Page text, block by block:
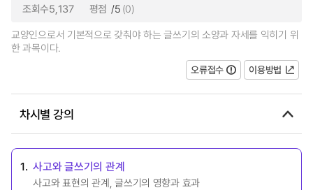
조회수5,137 평점 /5 (0)
교양인으로서 기본적으로 갖춰야 하는 글쓰기의 소양과 자세를 익히기 위
한 과목이다.
오류접수
이용방법
차시별 강의
1. 사고와 글쓰기의 관계
사고와 표현의 관계, 글쓰기의 영향과 효과